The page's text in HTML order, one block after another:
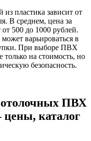
пластика зависит от
В среднем, цена за
500 до 1000 рублей.
варьироваться в
При выборе ПВХ
на стоимость, но
безопасность.
ПВХ
каталог